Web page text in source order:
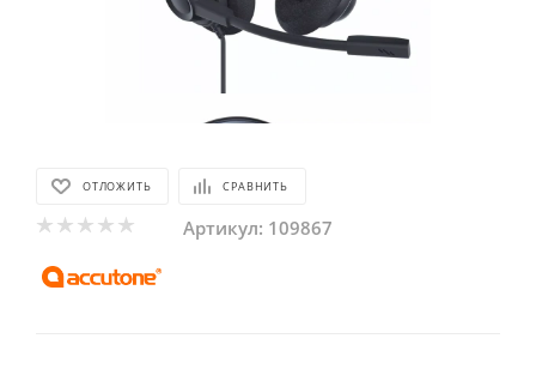
ОТЛОЖИТЬ СРАВНИТЬ
Артикул: 109867